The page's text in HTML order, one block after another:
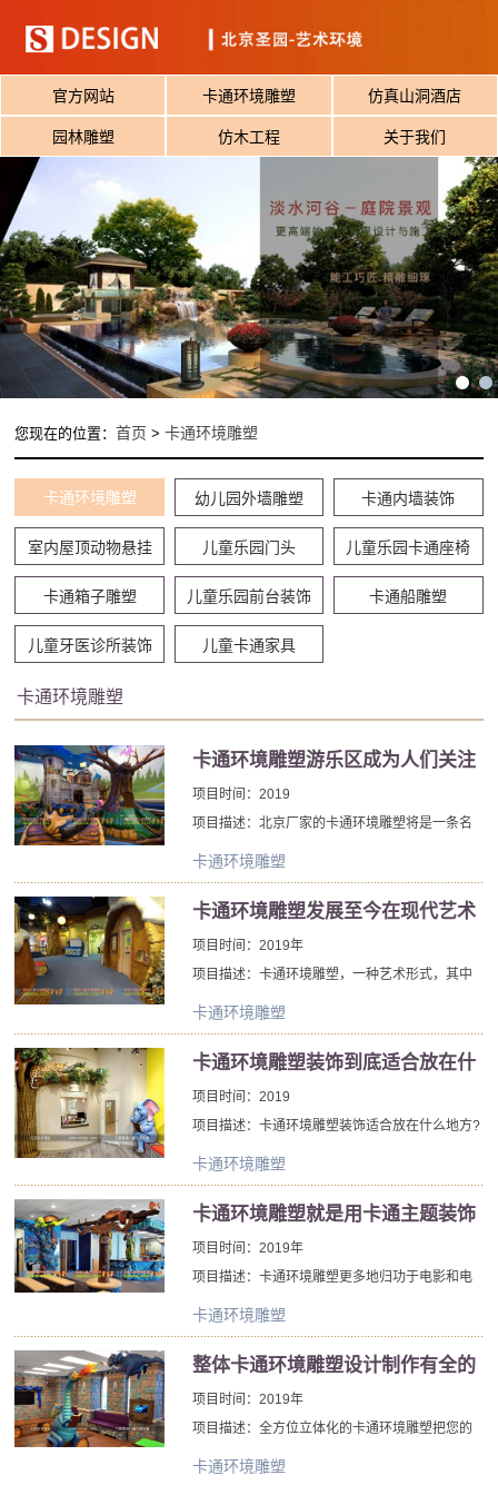
官方网站 卡通环境雕塑 仿真山洞酒店
园林雕塑 仿木工程 关于我们
您现在的位置：首页 >卡通环境雕塑
卡通环境雕塑 幼儿园外墙雕塑 卡通内墙装饰
室内屋顶动物悬挂 儿童乐园门头 儿童乐园卡通座椅
卡通箱子雕塑 儿童乐园前台装饰 卡通船雕塑
儿童牙医诊所装饰 儿童卡通家具
卡通环境雕塑
卡通环境雕塑游乐区成为人们关注
的焦点
项目时间：2019
项目描述：北京厂家的卡通环境雕塑将是一条名
友好绿龙的家。他的紫色妻子和他们的儿子，尽
的卡通环境雕塑位于迷人的森林中，除了家庭友
卡通环境雕塑
卡通环境雕塑发展至今在现代艺术
中的地位
项目时间：2019年
项目描述：卡通环境雕塑，一种艺术形式，其中
硬质或塑料材料被加工成三维艺术品。这些设计
从静态画面到上下文该包围的旁观者。卡通环境
石头、金属、织物、玻璃、木材、石膏、橡胶或
随机“发现”的物体。材料可以雕刻、建模、模制、
铸造、锻造、焊接、缝合、组装或以其他方式成
形和组合。
卡通环境雕塑
卡通环境雕塑装饰到底适合放在什
么地方呢
项目时间：2019
项目描述：卡通环境雕塑装饰适合放在什么地方?
其实，卡通环境雕塑装饰室内、室外环境都是可
一个重要元素，它是一种艺术造诣比较高的环境
卡通环境雕塑
卡通环境雕塑就是用卡通主题装饰
儿童乐园空间
项目时间：2019年
项目描述：卡通环境雕塑更多地归功于电影和电
视中流行的卡通图像，而不是任何美国原住民传
性的努力。现代的装修趋专业化、主题化，卡通
卡通环境雕塑
整体卡通环境雕塑设计制作有全的
案列
项目时间：2019年
项目描述：全方位立体化的卡通环境雕塑把您的
整体空间包装成卡通环境，我们现有的系列卡通
卡通环境雕塑